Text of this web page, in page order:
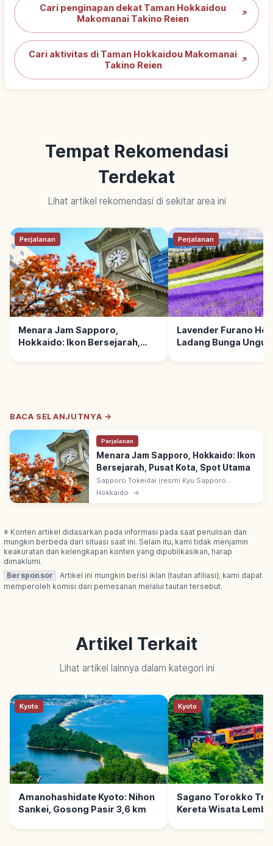
Cari penginapan dekat Taman Hokkaidou
Makomanai Takino Reien
↗
Cari aktivitas di Taman Hokkaidou Makomanai
Takino Reien
↗
Tempat Rekomendasi
Terdekat
Lihat artikel rekomendasi di sekitar area ini
Perjalanan
Menara Jam Sapporo,
Hokkaido: Ikon Bersejarah,
Perjalanan
Lavender Furano
Ladang Bunga Ungu,
BACA SELANJUTNYA →
Perjalanan
Menara Jam Sapporo, Hokkaido: Ikon
Bersejarah, Pusat Kota, Spot Utama
Sapporo Tokeidai (resmi Kyu Sapporo
Nogakko Enbujo): didirikan 1878 sebagai balai
Hokkaido →
※ Konten artikel didasarkan pada informasi pada saat penulisan dan
mungkin berbeda dari situasi saat ini. Selain itu, kami tidak menjamin
keakuratan dan kelengkapan konten yang dipublikasikan, harap
dimaklumi.
Bersponsor
Artikel ini mungkin berisi iklan (tautan afiliasi); kami dapat
memperoleh komisi dari pemesanan melalui tautan tersebut.
Artikel Terkait
Lihat artikel lainnya dalam kategori ini
Kyoto
Amanohashidate Kyoto: Nihon
Sankei, Gosong Pasir 3,6 km
Kyoto
Sagano Torokko
Kereta Wisata